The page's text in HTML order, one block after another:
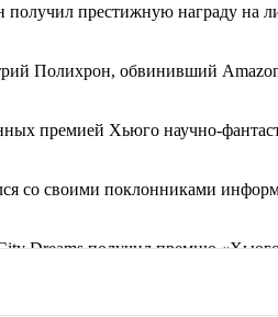
престижную награду на
Полихрон, обвинивший
премией Хьюго научно-
со своими поклонниками
Dreams получил премию